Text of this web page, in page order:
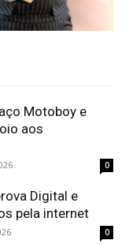
Motoboy e
aos
0
Digital e
pela internet
0